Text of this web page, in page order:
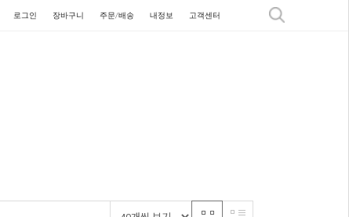
로그인 장바구니 주문/배송 내정보 고객센터